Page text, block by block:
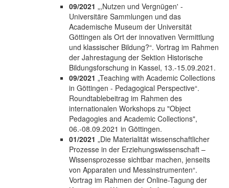
09/2021 „,Nutzen und Vergnügen' -
Universitäre Sammlungen und das
Academische Museum der Universität
Göttingen als Ort der innovativen Vermittlung
und klassischer Bildung?“. Vortrag im Rahmen
der Jahrestagung der Sektion Historische
Bildungsforschung in Kassel, 13.-15.09.2021.
09/2021 „Teaching with Academic Collections
in Göttingen - Pedagogical Perspective“.
Roundtablebeitrag im Rahmen des
internationalen Workshops zu "Object
Pedagogies and Academic Collections",
06.-08.09.2021 in Göttingen.
01/2021 „Die Materialität wissenschaftlicher
Prozesse in der Erziehungswissenschaft –
Wissensprozesse sichtbar machen, jenseits
von Apparaten und Messinstrumenten“.
Vortrag im Rahmen der Online-Tagung der